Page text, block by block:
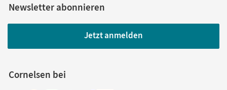
Newsletter abonnieren
Jetzt anmelden
Cornelsen bei